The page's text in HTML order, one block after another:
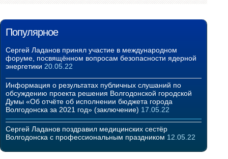
Популярное
Сергей Ладанов принял участие в международном
форуме, посвящённом вопросам безопасности ядерной
энергетики 20.05.22
Информация о результатах публичных слушаний по
обсуждению проекта решения Волгодонской городской
Думы «Об отчёте об исполнении бюджета города
Волгодонска за 2021 год» (заключение) 17.05.22
Сергей Ладанов поздравил медицинских сестёр
Волгодонска с профессиональным праздником 12.05.22